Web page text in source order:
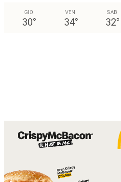
GIO
30°
VEN
34°
SAB
32°